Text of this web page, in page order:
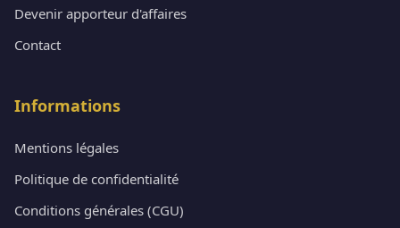
Devenir apporteur d'affaires
Contact
Informations
Mentions légales
Politique de confidentialité
Conditions générales (CGU)